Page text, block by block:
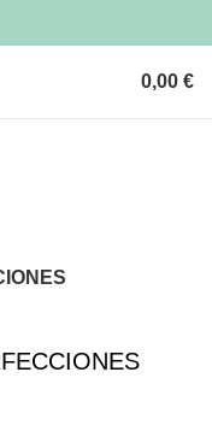
0,00 €